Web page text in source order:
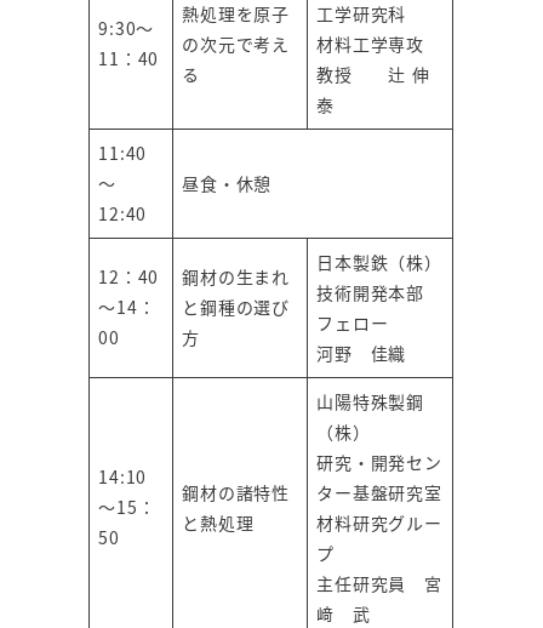
9:30～
11：40
熱処理を原子
の次元で考え
る
工学研究科
材料工学専攻
教授 辻 伸
泰
11:40
～
12:40
昼食・休憩
12：40
～14：
00
鋼材の生まれ
と鋼種の選び
方
日本製鉄（株）
技術開発本部
フェロー
河野 佳織
14:10
～15：
50
鋼材の諸特性
と熱処理
山陽特殊製鋼
（株）
研究・開発セン
ター基盤研究室
材料研究グルー
プ
主任研究員 宮
﨑 武